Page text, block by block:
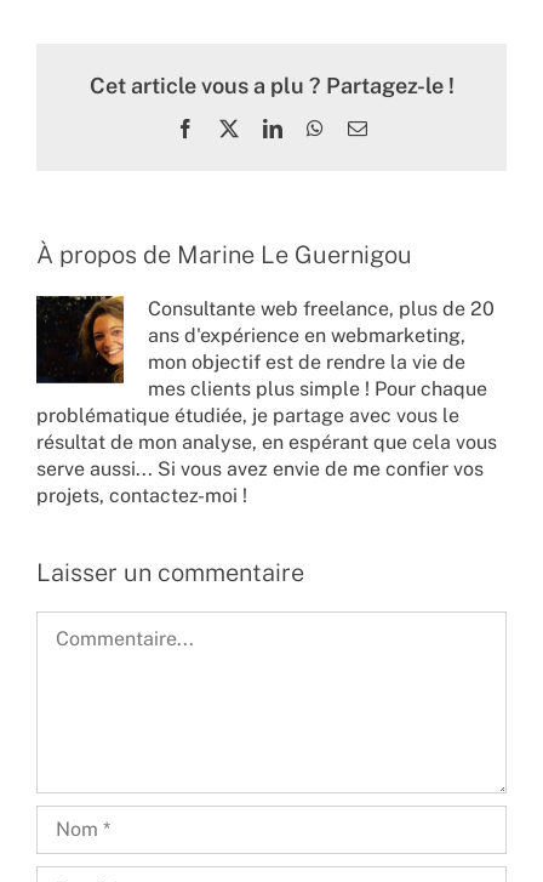
Cet article vous a plu ? Partagez-le !
Facebook LinkedInWhatsApp
Email
À propos de Marine Le Guernigou
Consultante web freelance, plus de 20
ans d'expérience en webmarketing,
mon objectif est de rendre la vie de
mes clients plus simple ! Pour chaque
problématique étudiée, je partage avec vous le
résultat de mon analyse, en espérant que cela vous
serve aussi... Si vous avez envie de me confier vos
projets, contactez-moi !
Laisser un commentaire